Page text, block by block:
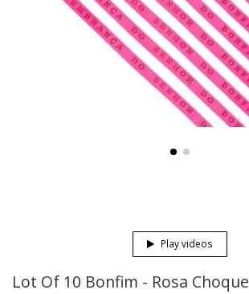
Play videos
Lot Of 10 Bonfim - Rosa Choque